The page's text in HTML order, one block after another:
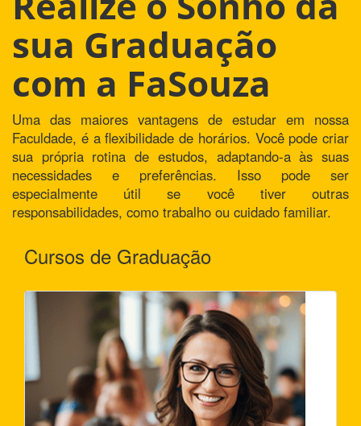
sua Graduação
com a FaSouza
Uma das maiores vantagens de estudar em nossa
Faculdade, é a flexibilidade de horários. Você pode criar
sua própria rotina de estudos, adaptando-a às suas
necessidades e preferências. Isso pode ser
especialmente útil se você tiver outras
responsabilidades, como trabalho ou cuidado familiar.
Cursos de Graduação